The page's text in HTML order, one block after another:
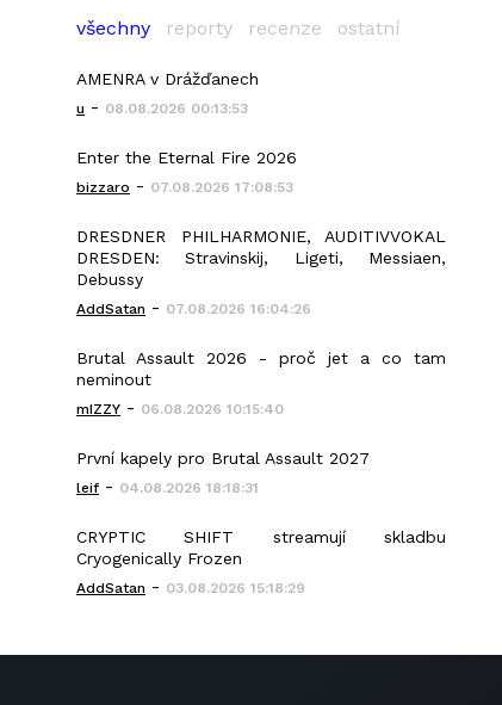
všechny reporty recenze ostatní
AMENRA v Drážďanech
u - 08.08.2026 00:13:53
Enter the Eternal Fire 2026
bizzaro - 07.08.2026 17:08:53
DRESDNER PHILHARMONIE, AUDITIVVOKAL
DRESDEN: Stravinskij, Ligeti, Messiaen,
Debussy
AddSatan - 07.08.2026 16:04:26
Brutal Assault 2026 - proč jet a co tam
neminout
mIZZY - 06.08.2026 10:15:40
První kapely pro Brutal Assault 2027
leif - 04.08.2026 18:18:31
CRYPTIC SHIFT streamují skladbu
Cryogenically Frozen
AddSatan - 03.08.2026 15:18:29